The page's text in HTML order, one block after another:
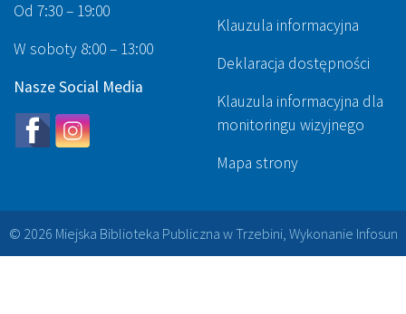
Od 7:30 – 19:00
W soboty 8:00 – 13:00
Nasze Social Media
Klauzula informacyjna
Deklaracja dostępności
Klauzula informacyjna dla
monitoringu wizyjnego
Mapa strony
© 2026 Miejska Biblioteka Publiczna w Trzebini, Wykonanie Infosun